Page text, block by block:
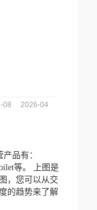
品有：
等。
上图是
，您可以从交
的趋势来了解